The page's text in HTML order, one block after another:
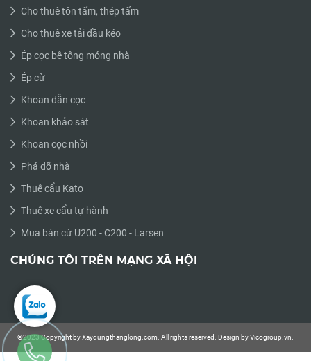
Cho thuê tôn tấm, thép tấm
Cho thuê xe tải đầu kéo
Ép cọc bê tông móng nhà
Ép cừ
Khoan dẫn cọc
Khoan khảo sát
Khoan cọc nhồi
Phá dỡ nhà
Thuê cẩu Kato
Thuê xe cẩu tự hành
Mua bán cừ U200 - C200 - Larsen
CHÚNG TÔI TRÊN MẠNG XÃ HỘI
©2023 Copyright by Xaydungthanglong.com. All rights reserved. Design by Vicogroup.vn.